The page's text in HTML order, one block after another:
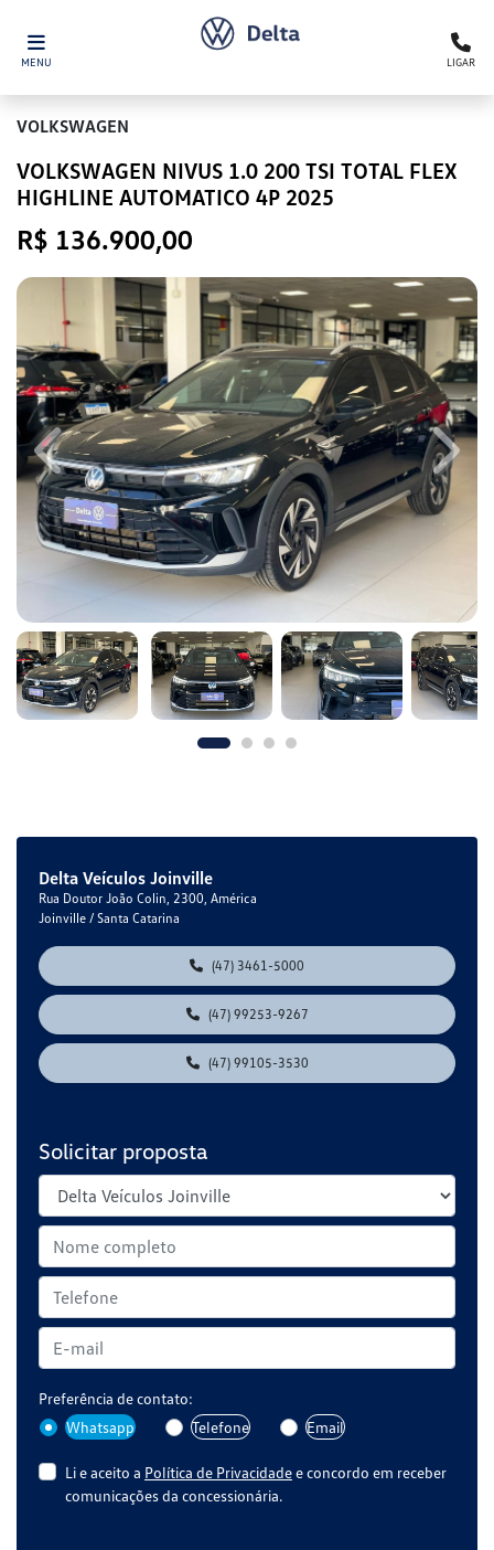
MENU LIGAR
VOLKSWAGEN
VOLKSWAGEN NIVUS 1.0 200 TSI TOTAL FLEX
HIGHLINE AUTOMATICO 4P 2025
R$ 136.900,00
Previous Next
Delta Veículos Joinville
Rua Doutor João Colin, 2300, América
Joinville / Santa Catarina
(47) 3461-5000
(47) 99253-9267
(47) 99105-3530
Solicitar proposta
Preferência de contato:
Whatsapp
Telefone Email
Li e aceito a Política de Privacidadee concordo em receber
comunicações da concessionária.